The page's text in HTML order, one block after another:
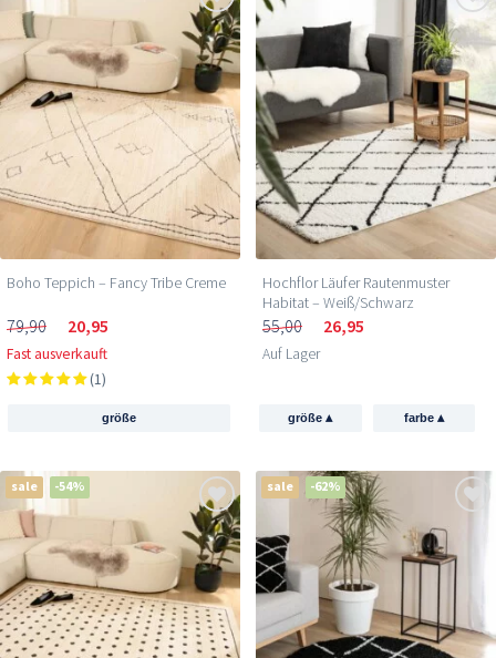
Boho Teppich – Fancy Tribe Creme
79,90 20,95
Fast ausverkauft
(1)
größe
Hochflor Läufer Rautenmuster
Habitat – Weiß/Schwarz
55,00 26,95
Auf Lager
größe▴ farbe ▴
sale -54% sale -62%